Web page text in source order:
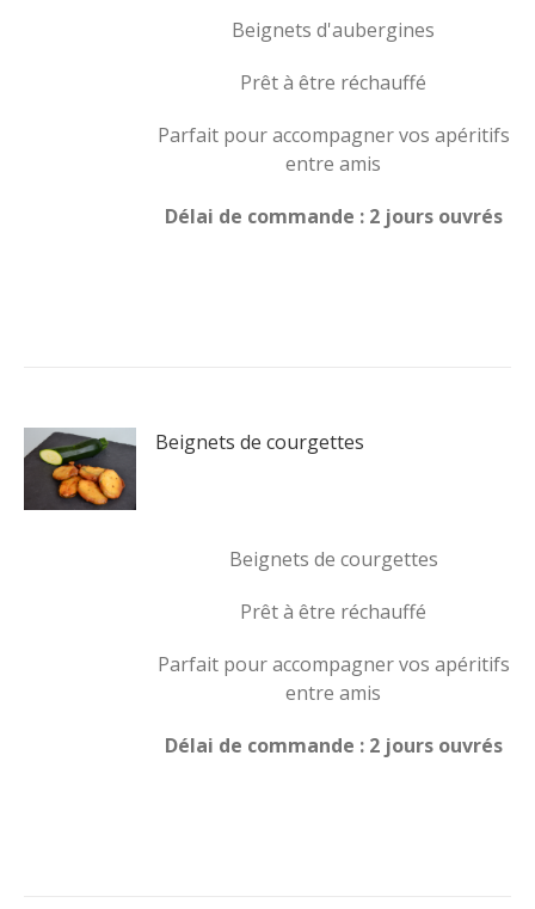
Beignets d'aubergines
Prêt à être réchauffé
Parfait pour accompagner vos apéritifs
entre amis
Délai de commande : 2 jours ouvrés
Beignets de courgettes
Beignets de courgettes
Prêt à être réchauffé
Parfait pour accompagner vos apéritifs
entre amis
Délai de commande : 2 jours ouvrés